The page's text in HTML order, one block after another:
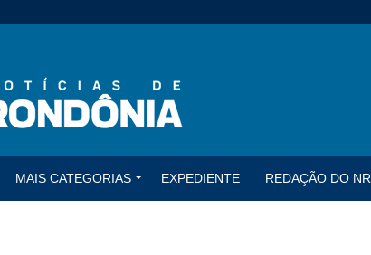
MAIS CATEGORIAS EXPEDIENTE REDAÇÃO DO NR